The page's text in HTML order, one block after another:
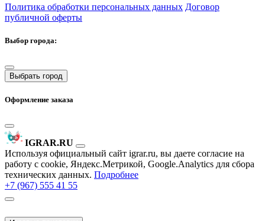
Политика обработки персональных данных Договор
публичной оферты
Выбор города:
Выбрать город
Оформление заказа
IGRAR.RU
Используя официальный сайт igrar.ru, вы даете согласие на
работу с cookie, Яндекс.Метрикой, Google.Analytics для сбора
технических данных. Подробнее
+7 (967) 555 41 55